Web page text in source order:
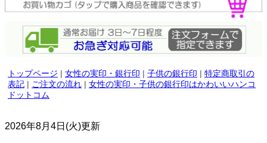
トップページ | 女性の実印・銀行印 | 子供の銀行印 | 特定商取引の
表記 | ご注文の流れ | 女性の実印・子供の銀行印はかわいいハンコ
ドットコム
2026年8月4日(火)更新